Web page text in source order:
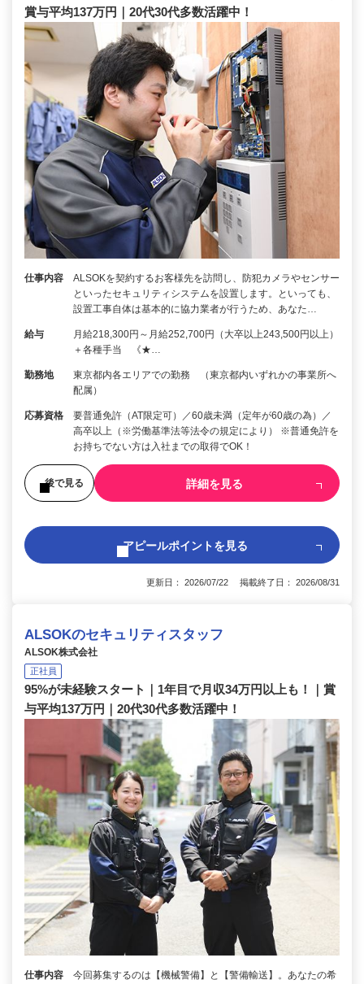
賞与平均137万円｜20代30代多数活躍中！
仕事内容
ALSOKを契約するお客様先を訪問し、防犯カメラやセンサー
といったセキュリティシステムを設置します。といっても、
設置工事自体は基本的に協力業者が行うため、あなた…
給与
月給218,300円～月給252,700円（大卒以上243,500円以上）
＋各種手当 《★…
勤務地
東京都内各エリアでの勤務 （東京都内いずれかの事業所へ
配属）
応募資格
要普通免許（AT限定可）／60歳未満（定年が60歳の為）／
高卒以上（※労働基準法等法令の規定により） ※普通免許を
お持ちでない方は入社までの取得でOK！
後で見る 詳細を見る
アピールポイントを見る
更新日： 2026/07/22 掲載終了日： 2026/08/31
ALSOKのセキュリティスタッフ
ALSOK株式会社
正社員
95%が未経験スタート｜1年目で月収34万円以上も！｜賞
与平均137万円｜20代30代多数活躍中！
仕事内容
今回募集するのは【機械警備】と【警備輸送】。あなたの希